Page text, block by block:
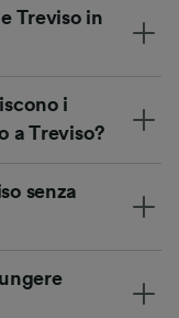
Treviso in
i
a Treviso?
senza